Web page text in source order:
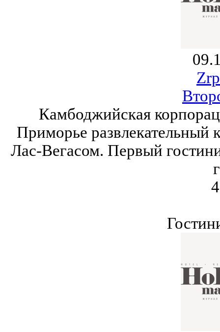
Камбоджийская
Приморье развлекательный
Лас-Вегасом. Первый